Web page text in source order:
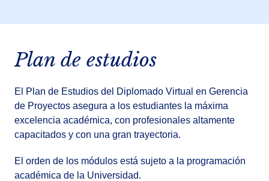
Plan de estudios
El Plan de Estudios del Diplomado Virtual en Gerencia
de Proyectos asegura a los estudiantes la máxima
excelencia académica, con profesionales altamente
capacitados y con una gran trayectoria.
El orden de los módulos está sujeto a la programación
académica de la Universidad.